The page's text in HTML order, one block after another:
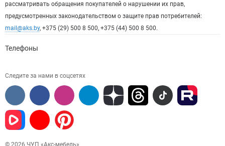
рассматривать обращения покупателей о нарушении их прав,
предусмотренных законодательством о защите прав потребителей:
mail@aks.by, +375 (29) 500 8 500, +375 (44) 500 8 500.
Телефоны
Следите за нами в соцсетях
© 2026 ЧУП «Акс-мебель»